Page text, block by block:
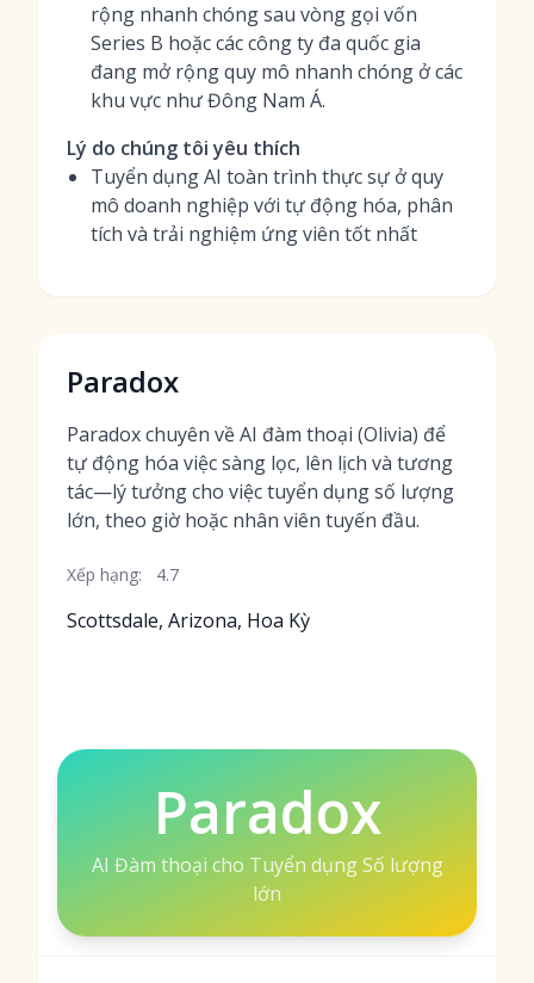
rộng nhanh chóng sau vòng gọi vốn
Series B hoặc các công ty đa quốc gia
đang mở rộng quy mô nhanh chóng ở các
khu vực như Đông Nam Á.
Lý do chúng tôi yêu thích
Tuyển dụng AI toàn trình thực sự ở quy
mô doanh nghiệp với tự động hóa, phân
tích và trải nghiệm ứng viên tốt nhất
Paradox
Paradox chuyên về AI đàm thoại (Olivia) để
tự động hóa việc sàng lọc, lên lịch và tương
tác—lý tưởng cho việc tuyển dụng số lượng
lớn, theo giờ hoặc nhân viên tuyến đầu.
Xếp hạng: 4.7
Scottsdale, Arizona, Hoa Kỳ
Paradox
AI Đàm thoại cho Tuyển dụng Số lượng
lớn